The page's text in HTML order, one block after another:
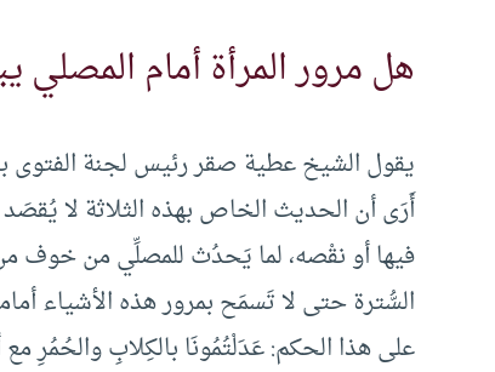
هل مرور المرأة أمام المصلي
يقول الشيخ عطية صقر رئيس لجنة الفتوى
أَرَى أن الحديث الخاص بهذه الثلاثة لا
فيها أو نقْصه، لما يَحدُث للمصلِّي من خوف
السُّترة حتى لا تَسمَح بمرور هذه الأشياء
على هذا الحكم: عَدَلْتُمُونَا بالكِلابِ